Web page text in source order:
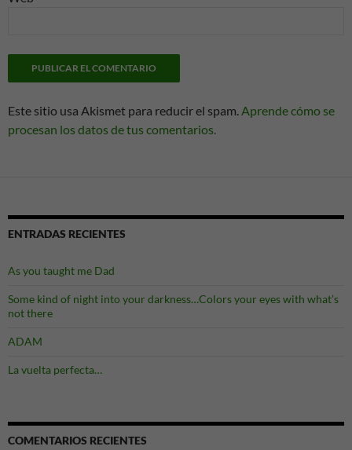
Este sitio usa Akismet para reducir el spam.Aprende cómo se
procesan los datos de tus comentarios.
ENTRADAS RECIENTES
As you taught me Dad
Some kind of night into your darkness…Colors your eyes with what’s
not there
ADAM
La vuelta perfecta…
COMENTARIOS RECIENTES